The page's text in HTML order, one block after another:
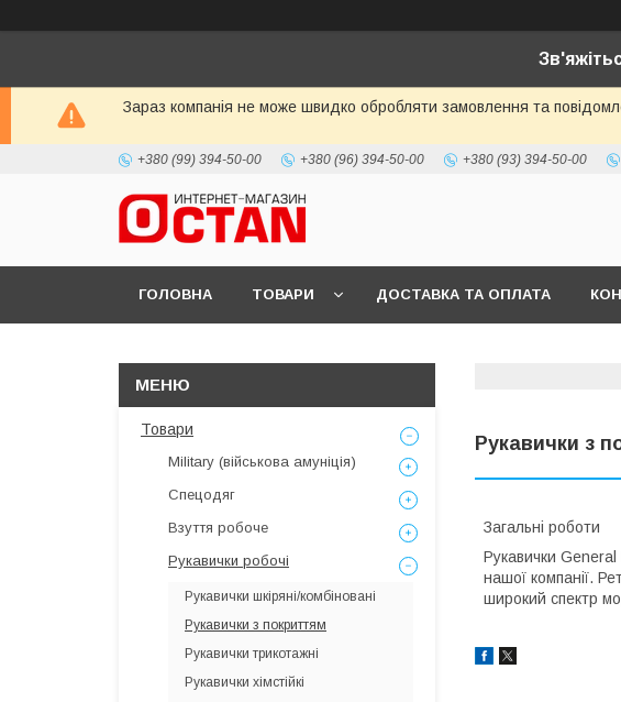
Зараз компанія не може швидко обробляти замовлення та
+380 (99) 394-50-00 +380 (96) 394-50-00 +380 (93) 394-50-00
ГОЛОВНА ТОВАРИ ДОСТАВКА ТА ОПЛАТА
Рукавички з
Загальні роботи
Рукавички General
нашої компанії.
широкий спектр
Товари
Military (військова амуніція)
Спецодяг
Взуття робоче
Рукавички робочі
Рукавички шкіряні/комбіновані
Рукавички з покриттям
Рукавички трикотажні
Рукавички хімстійкі